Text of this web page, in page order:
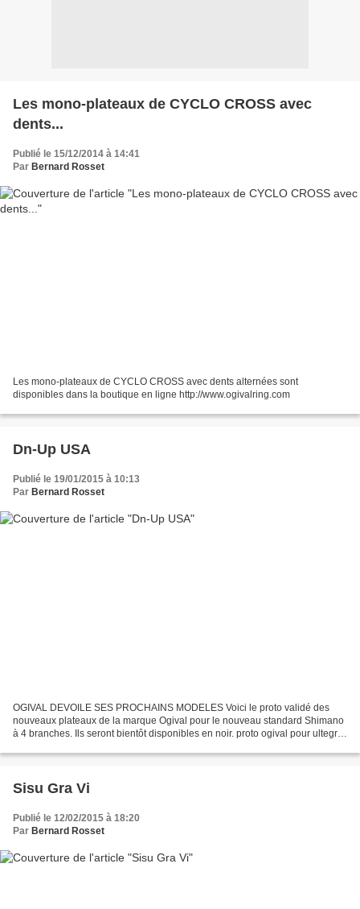
Les mono-plateaux de CYCLO CROSS avec
dents...
Publié le 15/12/2014 à 14:41
Par Bernard Rosset
Les mono-plateaux de CYCLO CROSS avec dents alternées sont
disponibles dans la boutique en ligne http://www.ogivalring.com
Dn-Up USA
Publié le 19/01/2015 à 10:13
Par Bernard Rosset
OGIVAL DEVOILE SES PROCHAINS MODELES Voici le proto validé des
nouveaux plateaux de la marque Ogival pour le nouveau standard Shimano
à 4 branches. Ils seront bientôt disponibles en noir. proto ogival pour ultegra
Sisu Gra Vi
Publié le 12/02/2015 à 18:20
Par Bernard Rosset